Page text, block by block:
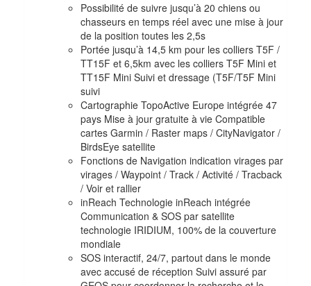
Possibilité de suivre jusqu’à 20 chiens ou
chasseurs en temps réel avec une mise à jour
de la position toutes les 2,5s
Portée jusqu’à 14,5 km pour les colliers T5F /
TT15F et 6,5km avec les colliers T5F Mini et
TT15F Mini Suivi et dressage (T5F/T5F Mini
suivi
Cartographie TopoActive Europe intégrée 47
pays Mise à jour gratuite à vie Compatible
cartes Garmin / Raster maps / CityNavigator /
BirdsEye satellite
Fonctions de Navigation indication virages par
virages / Waypoint / Track / Activité / Tracback
/ Voir et rallier
inReach Technologie inReach intégrée
Communication & SOS par satellite
technologie IRIDIUM, 100% de la couverture
mondiale
SOS interactif, 24/7, partout dans le monde
avec accusé de réception Suivi assuré par